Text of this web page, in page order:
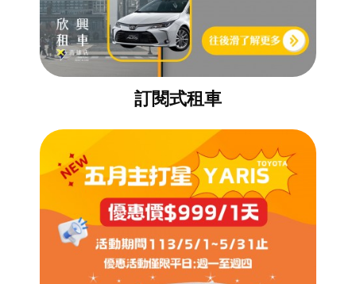
訂閱式租車